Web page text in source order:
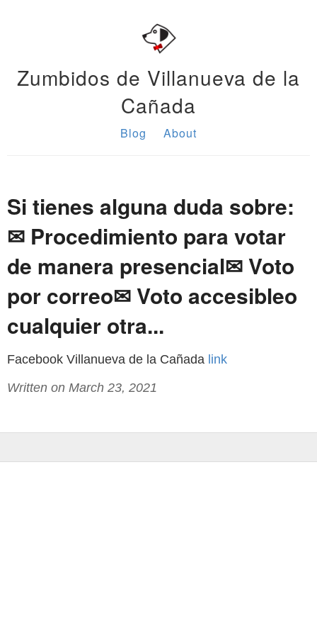
Zumbidos de Villanueva de la
Cañada
Blog About
Si tienes alguna duda sobre:
✉ Procedimiento para votar
de manera presencial✉ Voto
por correo✉ Voto accesibleo
cualquier otra...
Facebook Villanueva de la Cañada link
Written on March 23, 2021